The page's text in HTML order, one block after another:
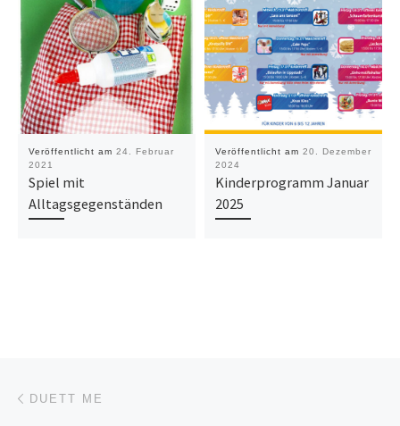
Veröffentlicht am 24. Februar
2021
Spiel mit
Alltagsgegenständen
Veröffentlicht am 20. Dezember
2024
Kinderprogramm Januar
2025
Beitragsnavigation
DUETT ME